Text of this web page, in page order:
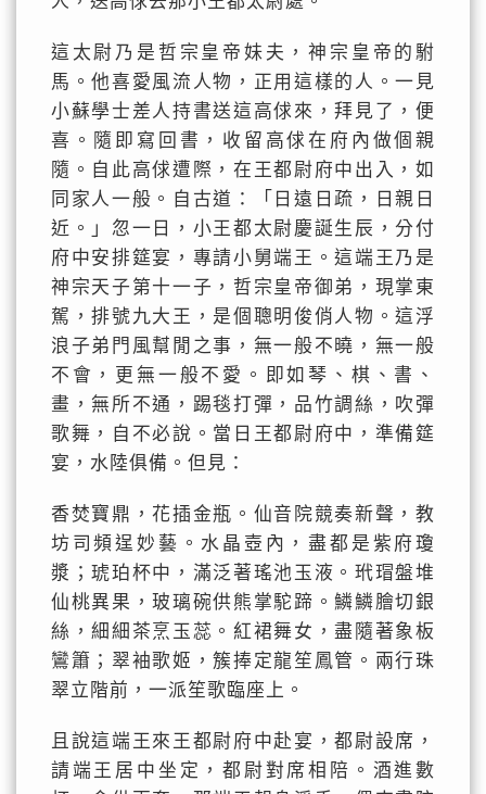
這太尉乃是哲宗皇帝妹夫，神宗皇帝的駙
馬。他喜愛風流人物，正用這樣的人。一見
小蘇學士差人持書送這高俅來，拜見了，便
喜。隨即寫回書，收留高俅在府內做個親
隨。自此高俅遭際，在王都尉府中出入，如
同家人一般。自古道：「日遠日疏，日親日
近。」忽一日，小王都太尉慶誕生辰，分付
府中安排筵宴，專請小舅端王。這端王乃是
神宗天子第十一子，哲宗皇帝御弟，現掌東
駕，排號九大王，是個聰明俊俏人物。這浮
浪子弟門風幫閒之事，無一般不曉，無一般
不會，更無一般不愛。即如琴、棋、書、
畫，無所不通，踢毯打彈，品竹調絲，吹彈
歌舞，自不必說。當日王都尉府中，準備筵
宴，水陸俱備。但見：
香焚寶鼎，花插金瓶。仙音院競奏新聲，教
坊司頻逞妙藝。水晶壺內，盡都是紫府瓊
漿；琥珀杯中，滿泛著瑤池玉液。玳瑁盤堆
仙桃異果，玻璃碗供熊掌駝蹄。鱗鱗膾切銀
絲，細細茶烹玉蕊。紅裙舞女，盡隨著象板
鸞簫；翠袖歌姬，簇捧定龍笙鳳管。兩行珠
翠立階前，一派笙歌臨座上。
且說這端王來王都尉府中赴宴，都尉設席，
請端王居中坐定，都尉對席相陪。酒進數